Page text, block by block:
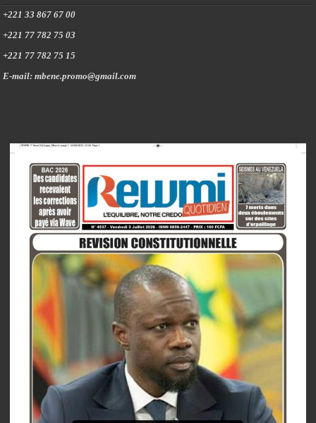
+221 33 867 67 00
+221 77 782 75 03
+221 77 782 75 15
E-mail: mbene.promo@gmail.com